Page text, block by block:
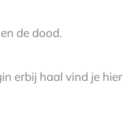
de dood.
erbij haal vind je hier